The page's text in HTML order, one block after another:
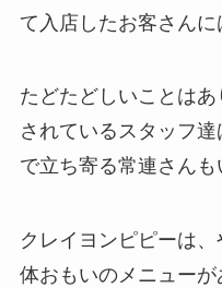
て入店したお客さんに
たどたどしいことは
されているスタッフ
で立ち寄る常連さんも
クレイヨンピピーは、
体おもいのメニュー